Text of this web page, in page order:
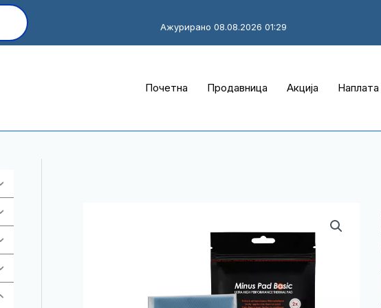
Ажурирано 08.08.2026 01:29
Почетна Продавница Акција Наплата